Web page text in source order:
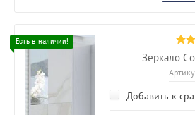
Зеркало
Добавить к